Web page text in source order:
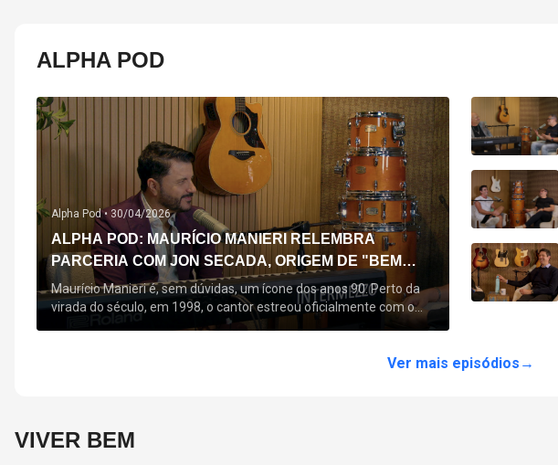
ALPHA POD
Alpha Pod • 30/04/2026
ALPHA POD: MAURÍCIO MANIERI RELEMBRA
PARCERIA COM JON SECADA, ORIGEM DE "BEM
QUERER" E MAIS
Maurício Manieri é, sem dúvidas, um ícone dos anos 90. Perto da
virada do século, em 1998, o cantor estreou oficialmente com o
seu primeiro disco, "A Noite Inteira", no qual estão canções que lhe
Querer" e "Minha Menina". Em 2026, o astro segue com o […]Ver mais episódios →
VIVER BEM